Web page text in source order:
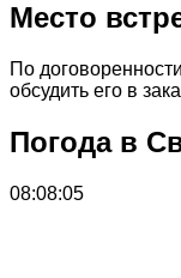
Место
По
обсудить его в
Погода в
08:08:05